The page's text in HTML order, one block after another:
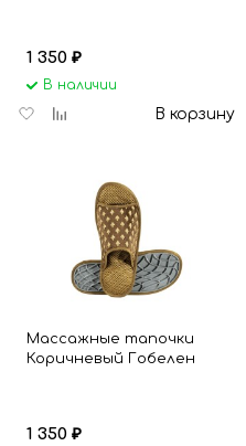
1 350 ₽
В наличии
Добавить
Добавить
В корзину
Массажные тапочки
Коричневый Гобелен
1 350 ₽